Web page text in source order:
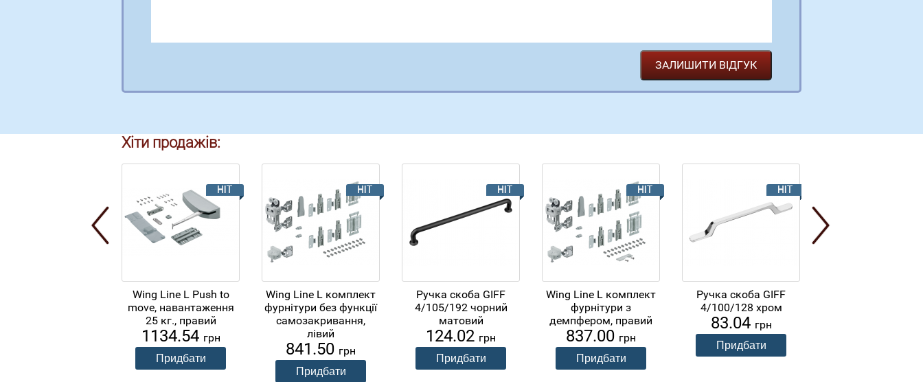
Хіти продажів:
Wing Line L Push to
move, навантаження
25 кг., правий
1134.54 грн
Wing Line L комплект
фурнітури без функції
самозакривання,
лівий
841.50 грн
Ручка скоба GIFF
4/105/192 чорний
матовий
124.02 грн
Wing Line L комплект
фурнітури з
демпфером, правий
837.00 грн
Ручка скоба GIFF
4/100/128 хром
83.04 грн